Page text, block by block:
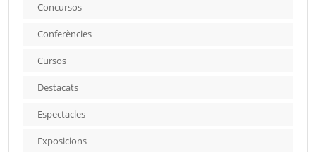
Concursos
Conferències
Cursos
Destacats
Espectacles
Exposicions